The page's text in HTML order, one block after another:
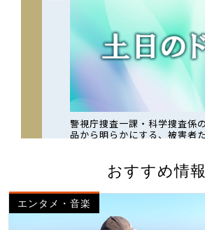
おすすめ情報
エンタメ・音楽